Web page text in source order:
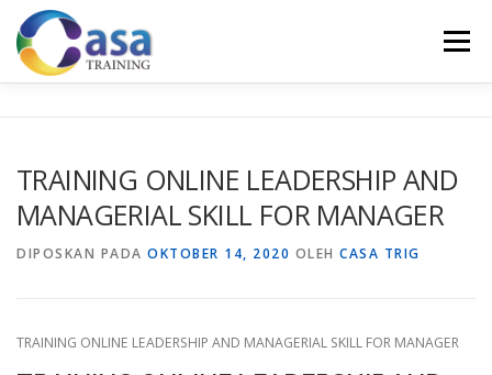
Lompat
konten
Menu
KONTAK KAMI SERTIFIKASI EVALUASI
TRAINING ONLINE LEADERSHIP AND
MANAGERIAL SKILL FOR MANAGER
DIPOSKAN PADA OKTOBER 14, 2020 OLEH CASA TRIG
TRAINING ONLINE LEADERSHIP AND MANAGERIAL SKILL FOR MANAGER